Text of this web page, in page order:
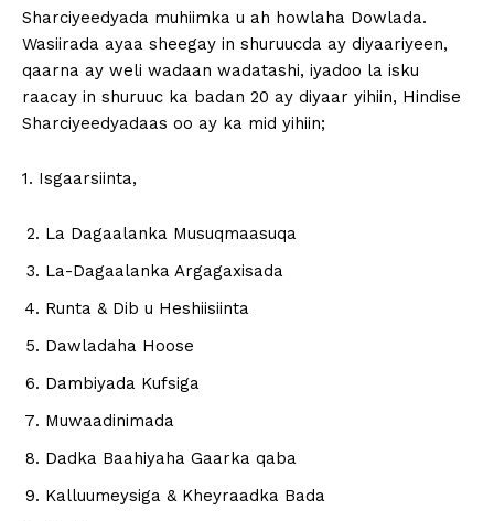
Sharciyeedyada muhiimka u ah howlaha Dowlada.
Wasiirada ayaa sheegay in shuruucda ay diyaariyeen,
qaarna ay weli wadaan wadatashi, iyadoo la isku
raacay in shuruuc ka badan 20 ay diyaar yihiin, Hindise
Sharciyeedyadaas oo ay ka mid yihiin;
‪1. Isgaarsiinta,
La Dagaalanka Musuqmaasuqa
La-Dagaalanka Argagaxisada
Runta & Dib u Heshiisiinta
Dawladaha Hoose
Dambiyada Kufsiga
Muwaadinimada
Dadka Baahiyaha Gaarka qaba
Kalluumeysiga & Kheyraadka Bada